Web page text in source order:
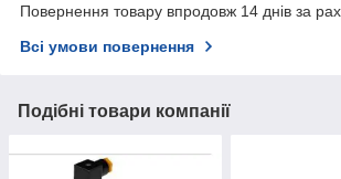
Повернення товару впродовж 14 днів за
Всі умови повернення
Подібні товари компанії